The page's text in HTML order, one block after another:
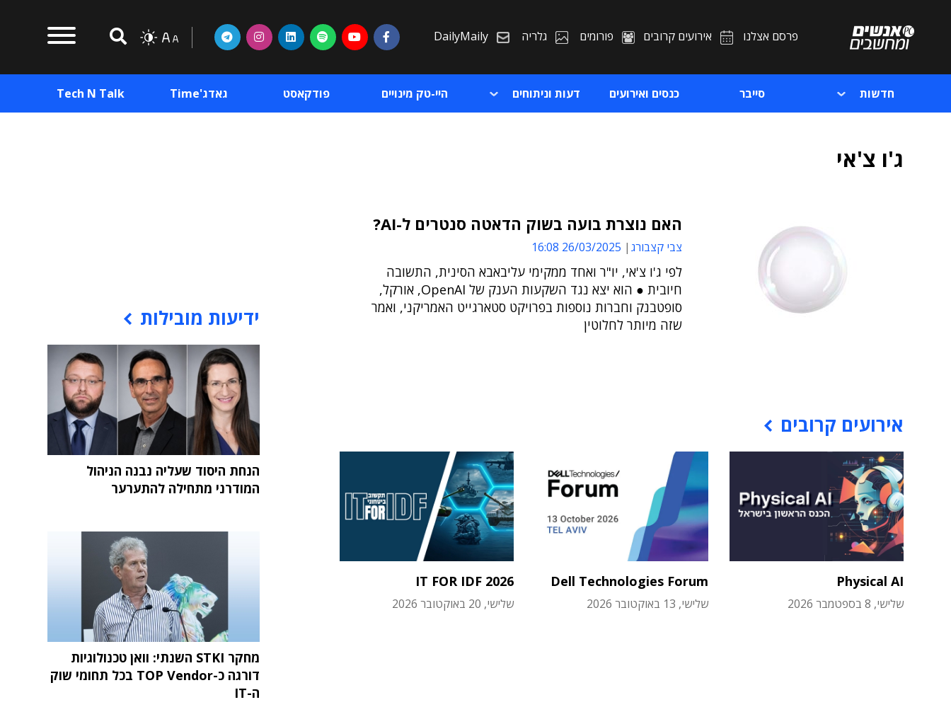
פרסם אצלנו אירועים קרובים פורומים גלריה DailyMaily
חדשות סייבר כנסים ואירועים דעות וניתוחים היי-טק מינויים פודקאסט גאדג'Time Tech N Talk
ג'ו צ'אי
האם נוצרת בועה בשוק הדאטה סנטרים ל-AI?
צבי קצבורג 26/03/2025 16:08
לפי ג'ו צ'אי, יו"ר ואחד ממקימי עליבאבא הסינית, התשובה
חיובית ● הוא יצא נגד השקעות הענק של OpenAI, אורקל,
סופטבנק וחברות נוספות בפרויקט סטארגייט האמריקני, ואמר
שזה מיותר לחלוטין
אירועים קרובים
Physical AI
שלישי, 8 בספטמבר 2026
Dell Technologies Forum
שלישי, 13 באוקטובר 2026
IT FOR IDF 2026
שלישי, 20 באוקטובר 2026
ידיעות מובילות
הנחת היסוד שעליה נבנה הניהול
המודרני מתחילה להתערער
מחקר STKI השנתי: וואן טכנולוגיות
דורגה כ-TOP Vendor בכל תחומי שוק
ה-IT